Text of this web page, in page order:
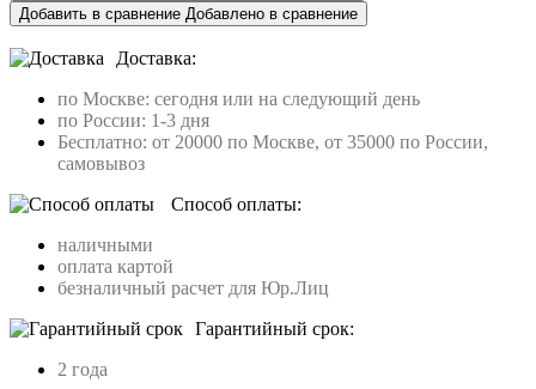
Добавить в сравнение Добавлено в сравнение
Доставка:
по Москве: сегодня или на следующий день
по России: 1-3 дня
Бесплатно: от 20000 по Москве, от 35000 по России,
самовывоз
Способ оплаты:
наличными
оплата картой
безналичный расчет для Юр.Лиц
Гарантийный срок:
2 года